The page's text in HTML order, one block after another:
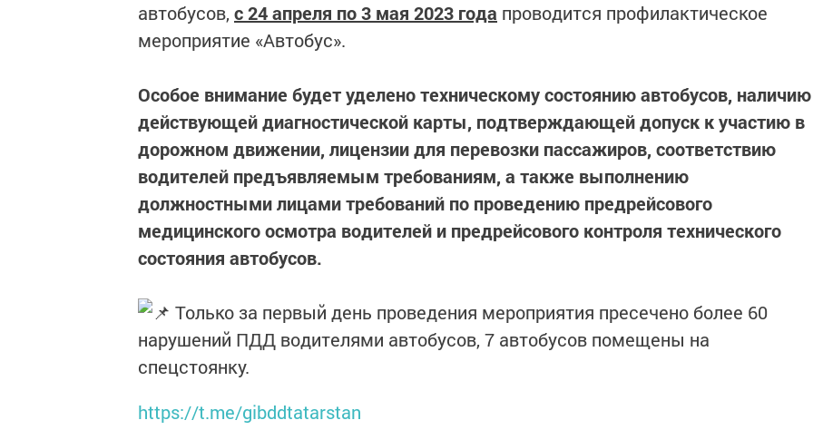
автобусов, с 24 апреля по 3 мая 2023 года проводится профилактическое
мероприятие «Автобус».
Особое внимание будет уделено техническому состоянию автобусов, наличию
действующей диагностической карты, подтверждающей допуск к участию в
дорожном движении, лицензии для перевозки пассажиров, соответствию
водителей предъявляемым требованиям, а также выполнению
должностными лицами требований по проведению предрейсового
медицинского осмотра водителей и предрейсового контроля технического
состояния автобусов.
Только за первый день проведения мероприятия пресечено более 60
нарушений ПДД водителями автобусов, 7 автобусов помещены на
спецстоянку.
https://t.me/gibddtatarstan